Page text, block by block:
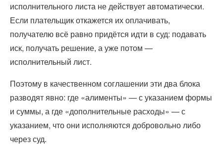
исполнительного листа не действует автоматически.
Если плательщик откажется их оплачивать,
получателю всё равно придётся идти в суд: подавать
иск, получать решение, а уже потом —
исполнительный лист.
Поэтому в качественном соглашении эти два блока
разводят явно: где «алименты» — с указанием формы
и суммы, а где «дополнительные расходы» — с
указанием, что они исполняются добровольно либо
через суд.